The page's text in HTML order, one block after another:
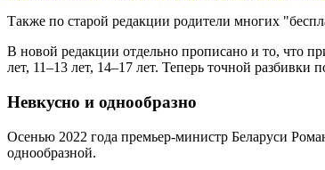
Также по старой редакции родители многих
В новой редакции отдельно прописано и то, что
лет, 11–13 лет, 14–17 лет. Теперь точной
Невкусно и однообразно
Осенью 2022 года премьер-министр Беларуси
однообразной.